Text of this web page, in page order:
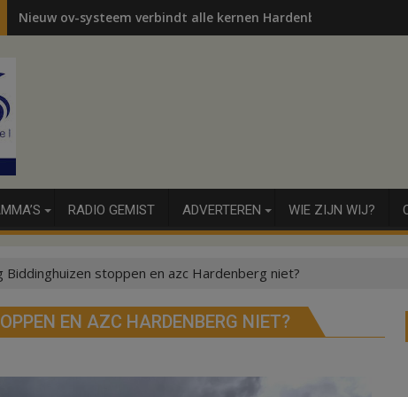
Nieuw ov-systeem verbindt alle kernen Hardenberg
RADIO GEMIST ADVERTEREN WIE ZIJN WIJ?
Biddinghuizen stoppen en azc Hardenberg niet?
EN AZC HARDENBERG NIET?